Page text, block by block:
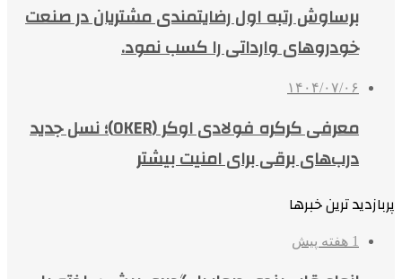
برساوش رتبه اول رضایتمندی مشتریان در صنعت
خودروهای وارداتی را کسب نمود.
۱۴۰۴/۰۷/۰۶
معرفی کرکره فولادی اوکر (OKER)؛ نسل جدید
درب‌های برقی برای امنیت بیشتر
پربازدید ترین خبرها
1 هفته پیش